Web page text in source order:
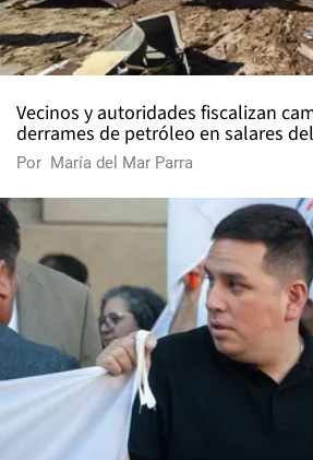
Vecinos y autoridades fiscalizan
derrames de petróleo en salares
Por María del Mar Parra